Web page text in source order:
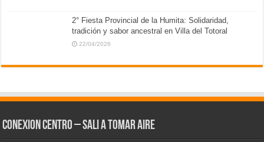
2° Fiesta Provincial de la Humita: Solidaridad,
tradición y sabor ancestral en Villa del Totoral
22/04/2026
CONEXION CENTRO – Sali a tomar aire